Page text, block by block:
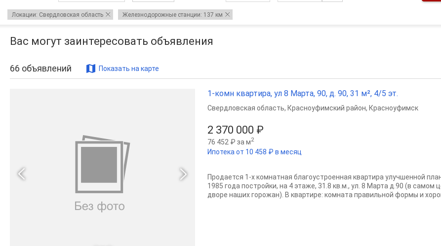
Локации: Свердловская область Железнодорожные станции: 137 км
Вас могут заинтересовать объявления
66 объявлений Показать на карте
1-комн квартира, ул 8 Марта, 90, д. 90, 31 м², 4/5 эт.
2 370 000 ₽
76 452 ₽ за м2
Ипотека от 10 458 ₽ в месяц
Свердловская область, Красноуфимский район, Красноуфимск
Продается 1-х комнатная благоустроенная квартира улучшенной
1985 года постройки, на 4 этаже, 31.8 кв.м., ул. 8 Марта д.90 (в самом
дворе наших горожан). В квартире: комната правильной формы и